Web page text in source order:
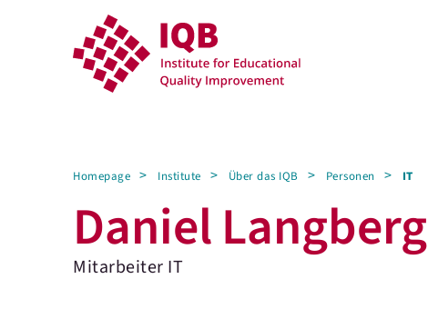
Homepage Institute Über das IQB Personen IT
Daniel Langberg
Mitarbeiter IT